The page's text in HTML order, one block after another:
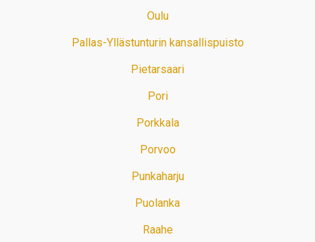
Oulu
Pallas-Yllästunturin kansallispuisto
Pietarsaari
Pori
Porkkala
Porvoo
Punkaharju
Puolanka
Raahe